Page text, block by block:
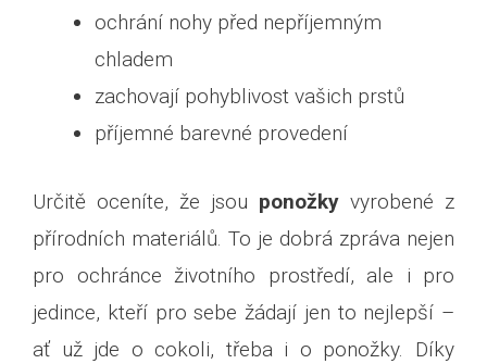
ochrání nohy před nepříjemným
chladem
zachovají pohyblivost vašich prstů
příjemné barevné provedení
Určitě oceníte, že jsou ponožky vyrobené z
přírodních materiálů. To je dobrá zpráva nejen
pro ochránce životního prostředí, ale i pro
jedince, kteří pro sebe žádají jen to nejlepší –
ať už jde o cokoli, třeba i o ponožky. Díky